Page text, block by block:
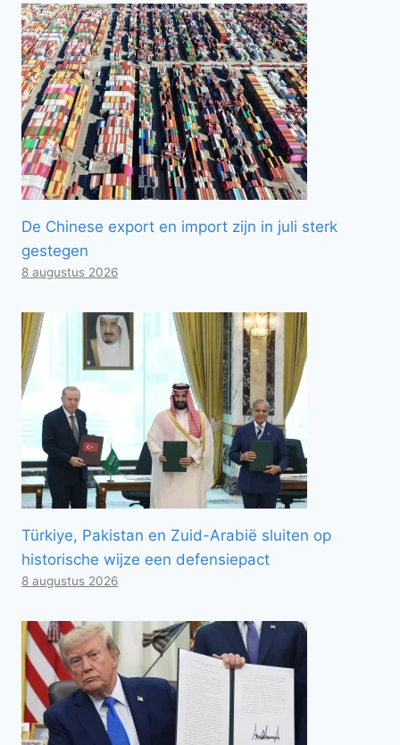
De Chinese export en import zijn in juli sterk
gestegen
8 augustus 2026
Türkiye, Pakistan en Zuid-Arabië sluiten op
historische wijze een defensiepact
8 augustus 2026